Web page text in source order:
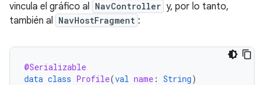
vincula el gráfico al NavController y, por lo tanto,
también al NavHostFragment :
@Serializable
data class Profile(val name : String)